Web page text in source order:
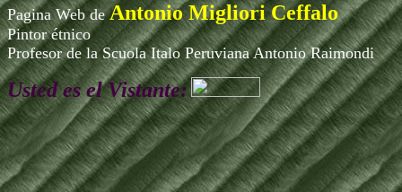
Pagina Web deAntonio Migliori Ceffalo
Pintor étnico
Profesor de la Scuola Italo Peruviana Antonio Raimondi
Usted es el Vistante: